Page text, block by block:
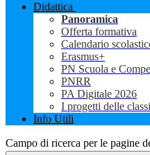
Didattica
Panoramica
Offerta formativa
Calendario
Erasmus+
PN Scuola e
PNRR
PA Digitale 2026
I progetti delle classi
Info Utili
Campo di ricerca per le pagine